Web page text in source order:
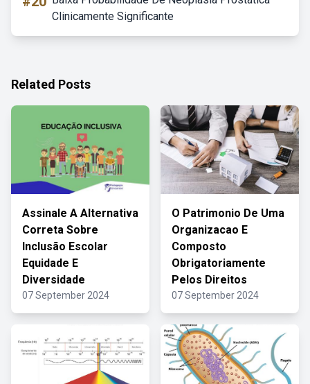
Clinicamente Significante
Related Posts
Assinale A Alternativa
Correta Sobre
Inclusão Escolar
Equidade E
Diversidade
07 September 2024
O Patrimonio De Uma
Organizacao E
Composto
Obrigatoriamente
Pelos Direitos
07 September 2024